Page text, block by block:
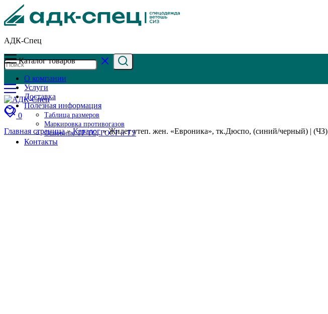
АДК-Спец
0
Каталог товаров
О компании
Услуги
Доставка
Полезная информация
Таблица размеров
Маркировка противогазов
Основные ТР ТС, ГОСТ и ТУ
Контакты
Главная страница»Каталог»Жилет утеп. жен. «Евроника», тк.Дюспо, (синий/черный) | (ЧЗ)